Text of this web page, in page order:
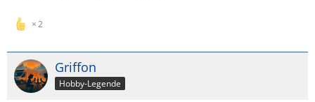
2
Griffon
Hobby-Legende